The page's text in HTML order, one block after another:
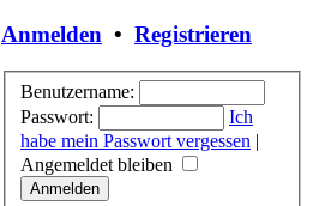
Anmelden • Registrieren
Benutzername:
Passwort:
Ich
habe mein Passwort vergessen |
Angemeldet bleiben